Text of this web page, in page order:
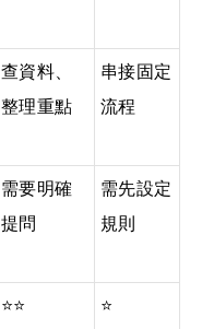
查資料、
整理重點
串接固定
流程
需要明確
提問
需先設定
規則
⭐⭐ ⭐